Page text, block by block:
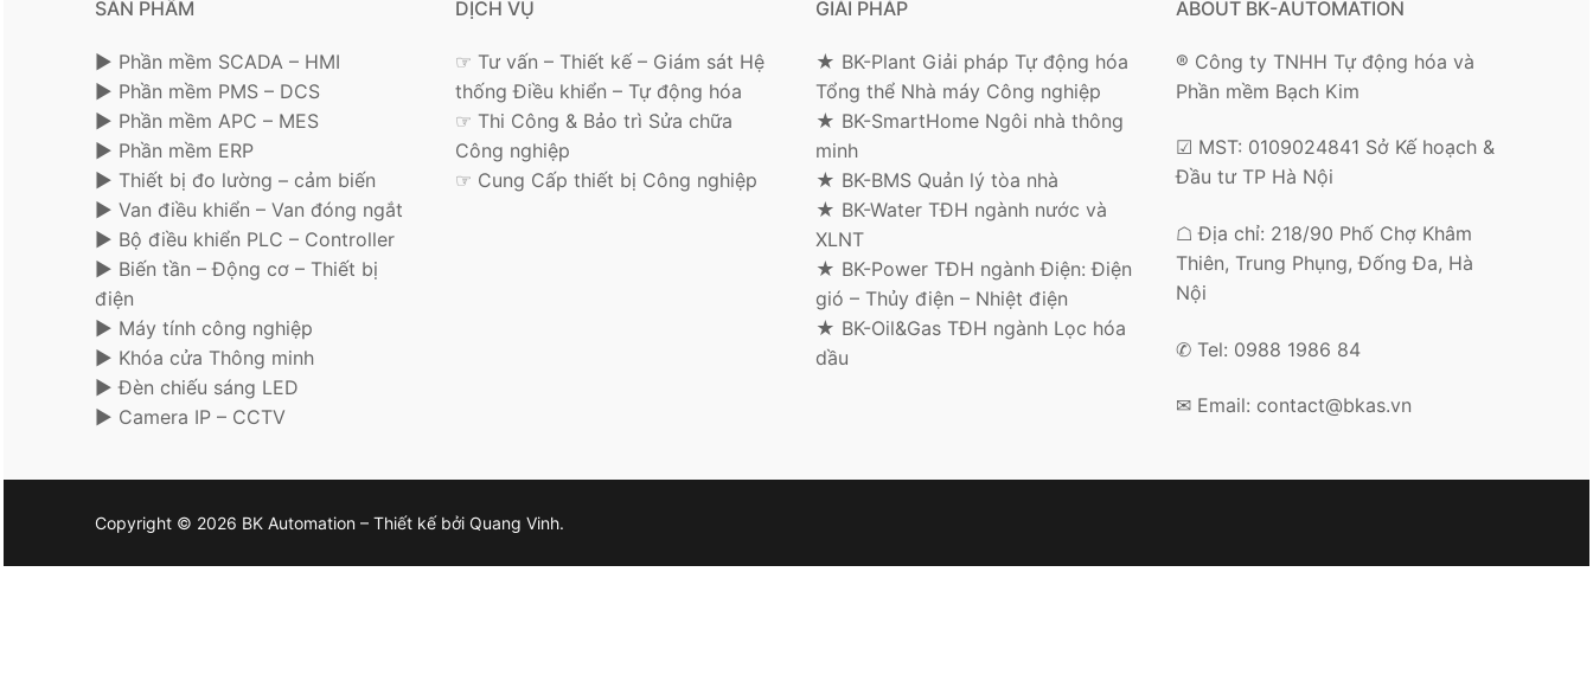
SẢN PHẨM
► Phần mềm SCADA – HMI
► Phần mềm PMS – DCS
► Phần mềm APC – MES
► Phần mềm ERP
► Thiết bị đo lường – cảm biến
► Van điều khiển – Van đóng ngắt
► Bộ điều khiển PLC – Controller
► Biến tần – Động cơ – Thiết bị
điện
► Máy tính công nghiệp
► Khóa cửa Thông minh
► Đèn chiếu sáng LED
► Camera IP – CCTV
DỊCH VỤ
☞ Tư vấn – Thiết kế – Giám sát Hệ
thống Điều khiển – Tự động hóa
☞ Thi Công & Bảo trì Sửa chữa
Công nghiệp
☞ Cung Cấp thiết bị Công nghiệp
GIẢI PHÁP
★ BK-Plant Giải pháp Tự động hóa
Tổng thể Nhà máy Công nghiệp
★ BK-SmartHome Ngôi nhà thông
minh
★ BK-BMS Quản lý tòa nhà
★ BK-Water TĐH ngành nước và
XLNT
★ BK-Power TĐH ngành Điện: Điện
gió – Thủy điện – Nhiệt điện
★ BK-Oil&Gas TĐH ngành Lọc hóa
dầu
ABOUT BK-AUTOMATION
® Công ty TNHH Tự động hóa và
Phần mềm Bạch Kim
☑ MST: 0109024841 Sở Kế hoạch &
Đầu tư TP Hà Nội
☖ Địa chỉ: 218/90 Phố Chợ Khâm
Thiên, Trung Phụng, Đống Đa, Hà
Nội
✆ Tel: 0988 1986 84
✉ Email: contact@bkas.vn
Copyright © 2026 BK Automation – Thiết kế bởi Quang Vinh.